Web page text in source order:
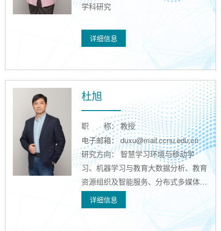
学科研究
详细信息
杜旭
职称： 教授
电子邮箱： duxu@mail.ccnu.edu.cn
研究方向： 智慧学习环境与移动学
习、机器学习与教育大数据分析、教育
资源组织及智能服务、分布式多媒体网
络系统及应用
详细信息